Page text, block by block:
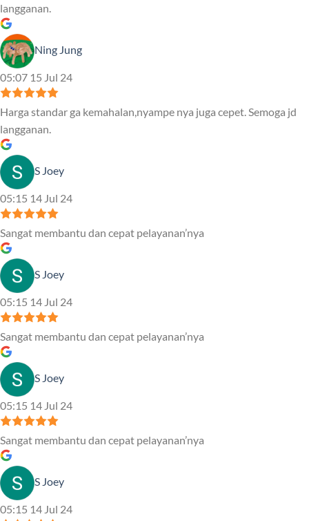
langganan.
Ning Jung
05:07 15 Jul 24
Harga standar ga kemahalan,nyampe nya juga cepet. Semoga jd
langganan.
S Joey
05:15 14 Jul 24
Sangat membantu dan cepat pelayanan’nya
S Joey
05:15 14 Jul 24
Sangat membantu dan cepat pelayanan’nya
S Joey
05:15 14 Jul 24
Sangat membantu dan cepat pelayanan’nya
S Joey
05:15 14 Jul 24